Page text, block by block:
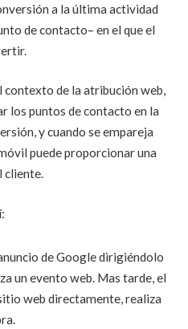
a la última actividad
de contacto– en el que el
contexto de la atribución web,
los puntos de contacto en la
y cuando se empareja
puede proporcionar una
cliente.
de Google dirigiéndolo
un evento web. Mas tarde, el
web directamente, realiza